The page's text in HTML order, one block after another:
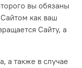
вы обязаны
Сайтом как ваш
Сайту, а
а также в случае